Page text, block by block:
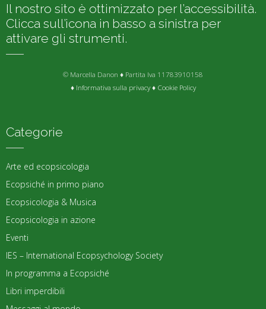
Il nostro sito è ottimizzato per l’accessibilità.
Clicca sull’icona in basso a sinistra per
attivare gli strumenti.
© Marcella Danon ♦ Partita Iva 11783910158
♦ Informativa sulla privacy♦ Cookie Policy
Categorie
Arte ed ecopsicologia
Ecopsiché in primo piano
Ecopsicologia & Musica
Ecopsicologia in azione
Eventi
IES – International Ecopsychology Society
In programma a Ecopsiché
Libri imperdibili